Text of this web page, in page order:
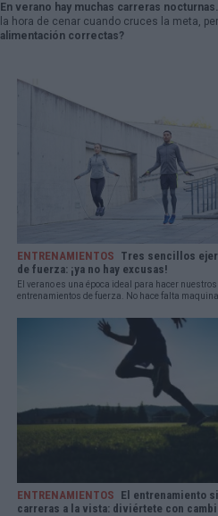
En verano hay muchas carreras nocturnas.
la hora de cenar cuando cruces la meta,
alimentación correctas?
ENTRENAMIENTOS Tres sencillos
de fuerza: ¡ya no hay excusas!
El verano es una época ideal para hacer nuestros
entrenamientos de fuerza. No hace falta
ENTRENAMIENTOS El entrenamiento
carreras a la vista: diviértete con